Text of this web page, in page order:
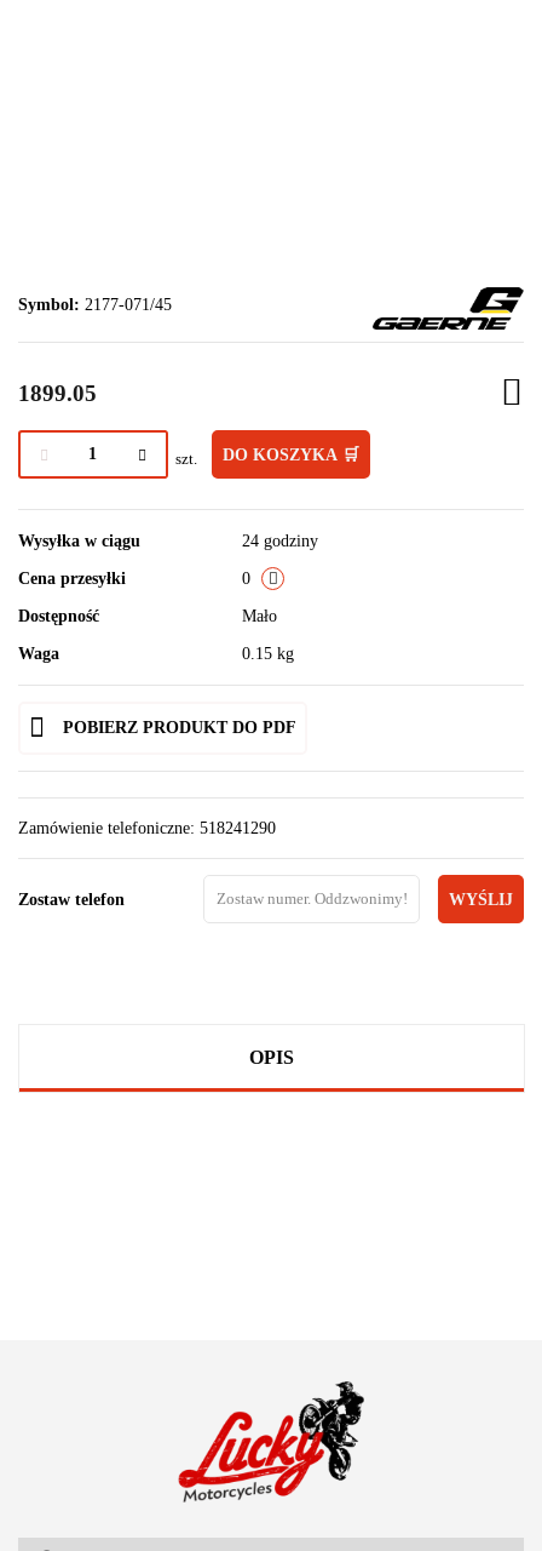
Symbol: 2177-071/45
1899.05
szt. DO KOSZYKA 🛒
Wysyłka w ciągu 24 godziny
Cena przesyłki 0
Dostępność Mało
Waga 0.15 kg
POBIERZ PRODUKT DO PDF
Zamówienie telefoniczne: 518241290
Zostaw telefon WYŚLIJ
OPIS